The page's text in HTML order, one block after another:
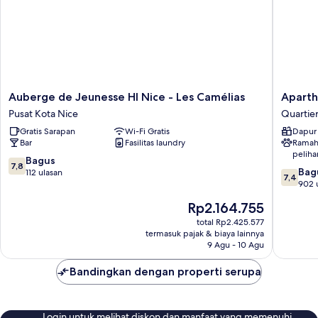
Auberge
de
Jeunesse
HI
Nice
-
Les
Auberge de Jeunesse HI Nice - Les Camélias
Pusat Kota Nice
Gratis Sarapan
Wi-Fi Gratis
Bar
Fasilitas laundry
7.8
dari
7,8 Bagus
112 ulasan
Harga
sekarang
Rp2.164.755
Rp2.164.755
total Rp2.425.577
termasuk pajak & biaya lainnya
9 Agu - 10 Agu
Adagio
Access
Nice
Quartier
du
Port
7.4
dari
7,4
902
Bandingkan dengan properti serupa